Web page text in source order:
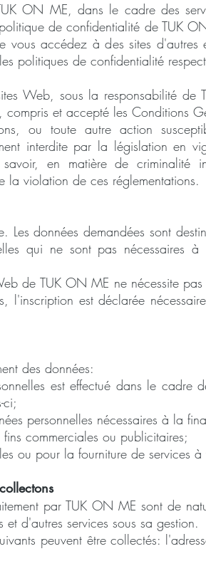
ON ME, dans le cadre des
de confidentialité de TUK
vous accédez à des sites
politiques de confidentialité
Web, sous la responsabilité
et accepté les Conditions
ou toute autre action
interdite par la législation en
en matière de criminalité
la violation de ces réglementations.
données demandées sont
qui ne sont pas nécessaires
de TUK ON ME ne nécessite
l'inscription est déclarée
des données:
est effectué dans le cadre
ci;
personnelles nécessaires à la
commerciales ou publicitaires;
ou pour la fourniture de services
par TUK ON ME sont de
et d'autres services sous sa gestion.
peuvent être collectés: